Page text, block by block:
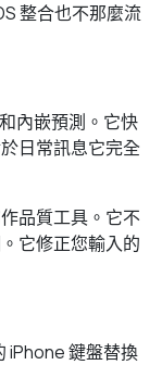
整合也不那麼流
內嵌預測。它快
日常訊息它完全
品質工具。它不
它修正您輸入的
iPhone 鍵盤替換